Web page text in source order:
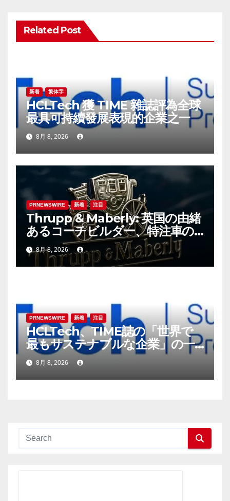
シ
ョ
Related Post
新着 繁体字
HCLTech 獲 TIME 雜誌評為全球
最具可持續發展表現的企業之一
8月 8, 2026
PRNEWSWIRE 新着 注目
Thrupp & Maberly: 英国の由緒
あるコーチビルダー、特注車の
新時代へ
8月 8, 2026
PRNEWSWIRE 新着 注目
HCLTech、TIME誌の「世界で
最もサステナブルな企業」の一
社に選出
8月 8, 2026